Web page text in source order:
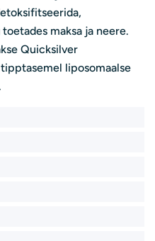
maksa ja neere.
Quicksilver
liposomaalse